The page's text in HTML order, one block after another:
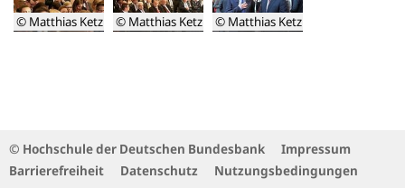
© Matthias Ketz
© Matthias Ketz
© Matthias Ketz
Erich
Keller
© Hochschule der Deutschen Bundesbank
Impressum
Barrierefreiheit
Datenschutz Nutzungsbedingungen